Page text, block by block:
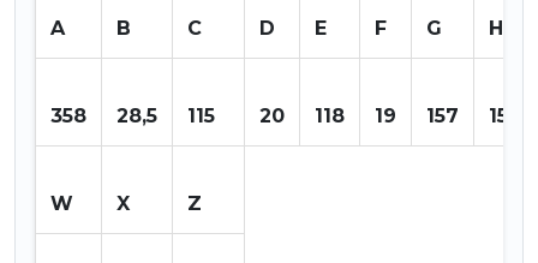
A B C D E F G H
358 28,5 115 20 118 19 157 153
W X Z